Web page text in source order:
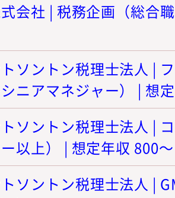
会社 | 税務企画（総合
ソントン税理士法人 |
ニアマネジャー） | 想
ソントン税理士法人 |
ー以上） | 想定年収 800
ソントン税理士法人 |